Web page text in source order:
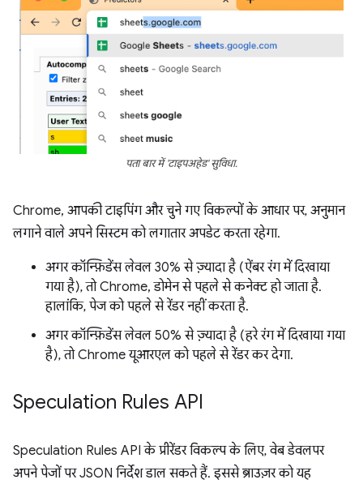
पता बार में 'टाइपअहेड' सुविधा.
Chrome, आपकी टाइपिंग और चुने गए विकल्पों के आधार पर, अनुमान
लगाने वाले अपने सिस्टम को लगातार अपडेट करता रहेगा.
अगर कॉन्फ़िडेंस लेवल 30% से ज़्यादा है (ऐंबर रंग में दिखाया
गया है), तो Chrome, डोमेन से पहले से कनेक्ट हो जाता है.
हालांकि, पेज को पहले से रेंडर नहीं करता है.
अगर कॉन्फ़िडेंस लेवल 50% से ज़्यादा है (हरे रंग में दिखाया गया
है), तो Chrome यूआरएल को पहले से रेंडर कर देगा.
Speculation Rules API
Speculation Rules API के प्रीरेंडर विकल्प के लिए, वेब डेवलपर
अपने पेजों पर JSON निर्देश डाल सकते हैं. इससे ब्राउज़र को यह